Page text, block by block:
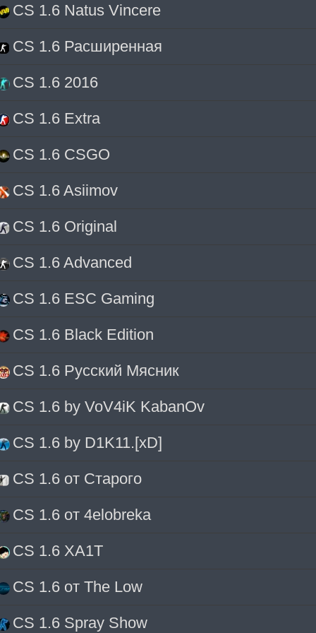
CS 1.6 Natus Vincere
CS 1.6 Расширенная
CS 1.6 2016
CS 1.6 Extra
CS 1.6 CSGO
CS 1.6 Asiimov
CS 1.6 Original
CS 1.6 Advanced
CS 1.6 ESC Gaming
CS 1.6 Black Edition
CS 1.6 Русский Мясник
CS 1.6 by VoV4iK KabanOv
CS 1.6 by D1K11.[xD]
CS 1.6 от Старого
CS 1.6 от 4elobreka
CS 1.6 XA1T
CS 1.6 от The Low
CS 1.6 Spray Show